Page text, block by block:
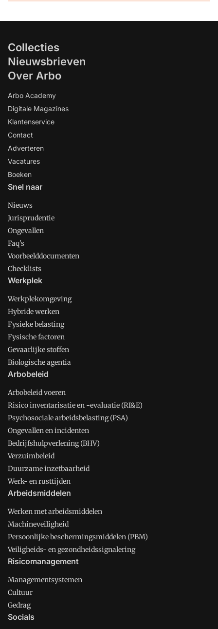
Collecties
Nieuwsbrieven
Over Arbo
Arbo Academy
Digitale Magazines
Klantenservice
Contact
Adverteren
Vacatures
Boeken
Snel naar
Nieuws
Jurisprudentie
Ongevallen
Faq's
Voorbeelddocumenten
Checklists
Werkplek
Werkplekomgeving
Hybride werken
Fysieke belasting
Fysische factoren
Gevaarlijke stoffen
Biologische agentia
Arbobeleid
Arbobeleid voeren
Risico inventarisatie en -evaluatie (RI&E)
Psychosociale arbeidsbelasting (PSA)
Ongevallen en incidenten
Bedrijfshulpverlening (BHV)
Verzuimbeleid
Duurzame inzetbaarheid
Werk- en rusttijden
Arbeidsmiddelen
Werken met arbeidsmiddelen
Machineveiligheid
Persoonlijke beschermingsmiddelen (PBM)
Veiligheids- en gezondheidssignalering
Risicomanagement
Managementsystemen
Cultuur
Gedrag
Socials